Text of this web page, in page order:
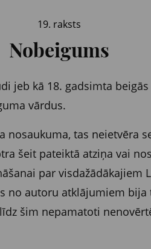
19. raksts
Nobeigums
jeb kā 18. gadsimta
vārdus.
tas neietvēra
šeit pateiktā atziņa vai
par visdažādākajiem
no autoru atklājumiem
šim nepamatoti